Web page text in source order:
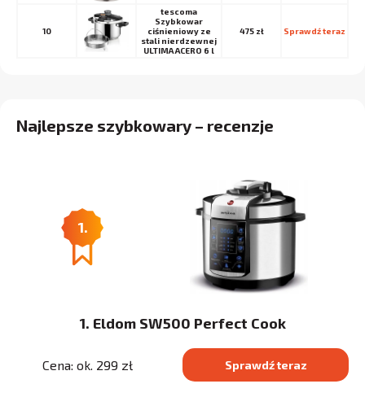
10
tescoma
Szybkowar
ciśnieniowy ze
stali nierdzewnej
ULTIMA ACERO 6 l
475 zł Sprawdź teraz
Najlepsze szybkowary – recenzje
1.
1. Eldom SW500 Perfect Cook
Cena: ok. 299 zł Sprawdź teraz